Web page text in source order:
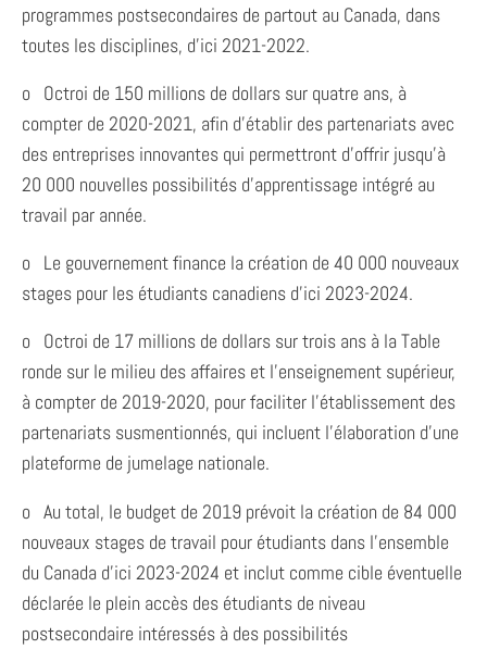
programmes postsecondaires de partout au Canada, dans
toutes les disciplines, d’ici 2021-2022.
o Octroi de 150 millions de dollars sur quatre ans, à
compter de 2020-2021, afin d’établir des partenariats avec
des entreprises innovantes qui permettront d’offrir jusqu’à
20 000 nouvelles possibilités d’apprentissage intégré au
travail par année.
o Le gouvernement finance la création de 40 000 nouveaux
stages pour les étudiants canadiens d’ici 2023-2024.
o Octroi de 17 millions de dollars sur trois ans à la Table
ronde sur le milieu des affaires et l’enseignement supérieur,
à compter de 2019-2020, pour faciliter l’établissement des
partenariats susmentionnés, qui incluent l’élaboration d’une
plateforme de jumelage nationale.
o Au total, le budget de 2019 prévoit la création de 84 000
nouveaux stages de travail pour étudiants dans l’ensemble
du Canada d’ici 2023-2024 et inclut comme cible éventuelle
déclarée le plein accès des étudiants de niveau
postsecondaire intéressés à des possibilités